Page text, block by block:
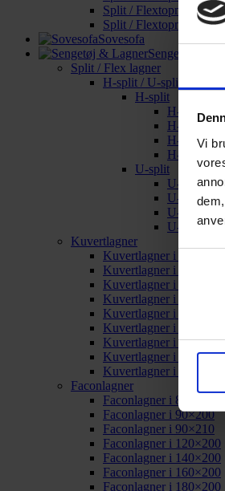
Vi
Split /
Split / Flextopmadrasser
Sovesofa
Sengetøj &
Split / Flex lagner
H-split / U-split
H-split
H-split i
H-split i
H-split i
H-split i
U-split
U-split i
U-split i
U-split i
U-split i
Kuvertlagner
Kuvertlagner i 80×200
Kuvertlagner i 90×200
Kuvertlagner i 90×210
Kuvertlagner i 120×200
Kuvertlagner i 140×200
Kuvertlagner i 160×200
Kuvertlagner i 180×200
Kuvertlagner i 180×210
Kuvertlagner i specialmål
Faconlagner
Faconlagner i 80×200
Faconlagner i 90×200
Faconlagner i 90×210
Faconlagner i 120×200
Faconlagner i 140×200
Faconlagner i 160×200
Faconlagner i 180×200